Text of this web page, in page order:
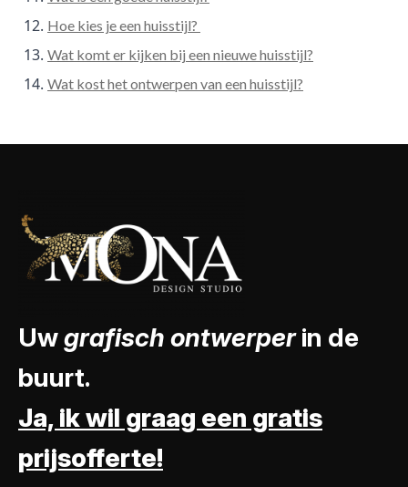
Hoe kies je een huisstijl?
Wat komt er kijken bij een nieuwe huisstijl?
Wat kost het ontwerpen van een huisstijl?
Uwgrafisch ontwerperin de
buurt.
Ja, ik wil graag een gratis
prijsofferte!